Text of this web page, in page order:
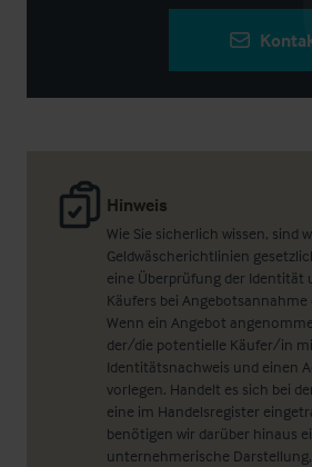
Hinweis
Wie Sie sicherlich wissen, sind
Geldwäscherichtlinien
eine Überprüfung der Identität
Käufers bei
Wenn ein Angebot
der/die potentielle Käufer/in
Identitätsnachweis und einen
vorlegen. Handelt es sich bei
eine im Handelsregister
benötigen wir darüber hinaus
unternehmerische